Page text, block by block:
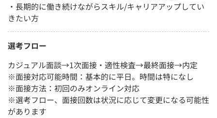
・長期的に働き続けながらスキル/キャリアアップしてい
きたい方
選考フロー
カジュアル面談→1次面接・適性検査→最終面接→内定
※面接対応可能時間：基本的に平日。時間は特になし
※面接方法：初回のみオンライン対応
※選考フロー、面接回数は状況に応じて変更になる可能性
があります